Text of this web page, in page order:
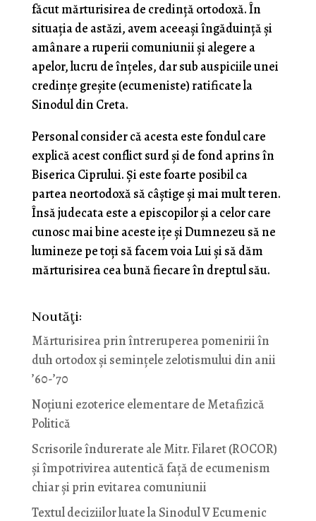
făcut mărturisirea de credință ortodoxă. În
situația de astăzi, avem aceeași îngăduință și
amânare a ruperii comuniunii și alegere a
apelor, lucru de înțeles, dar sub auspiciile unei
credințe greșite (ecumeniste) ratificate la
Sinodul din Creta.
Personal consider că acesta este fondul care
explică acest conflict surd și de fond aprins în
Biserica Ciprului. Și este foarte posibil ca
partea neortodoxă să câștige și mai mult teren.
Însă judecata este a episcopilor și a celor care
cunosc mai bine aceste ițe și Dumnezeu să ne
lumineze pe toți să facem voia Lui și să dăm
mărturisirea cea bună fiecare în dreptul său.
Noutăţi:
Mărturisirea prin întreruperea pomenirii în
duh ortodox și semințele zelotismului din anii
’60-’70
Noţiuni ezoterice elementare de Metafizică
Politică
Scrisorile îndurerate ale Mitr. Filaret (ROCOR)
și împotrivirea autentică față de ecumenism
chiar și prin evitarea comuniunii
Textul deciziilor luate la Sinodul V Ecumenic